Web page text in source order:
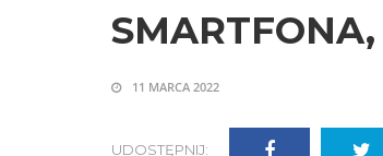
11 MARCA 2022
UDOSTĘPNIJ: